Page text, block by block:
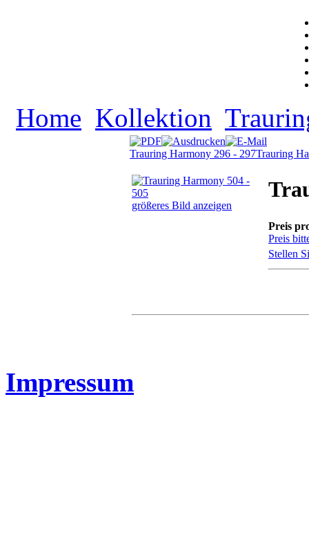
Home Kollektion
Trauring Harmony 296 - 297Trauring
größeres Bild anzeigen
Preis
Preis
Stellen
Impressum